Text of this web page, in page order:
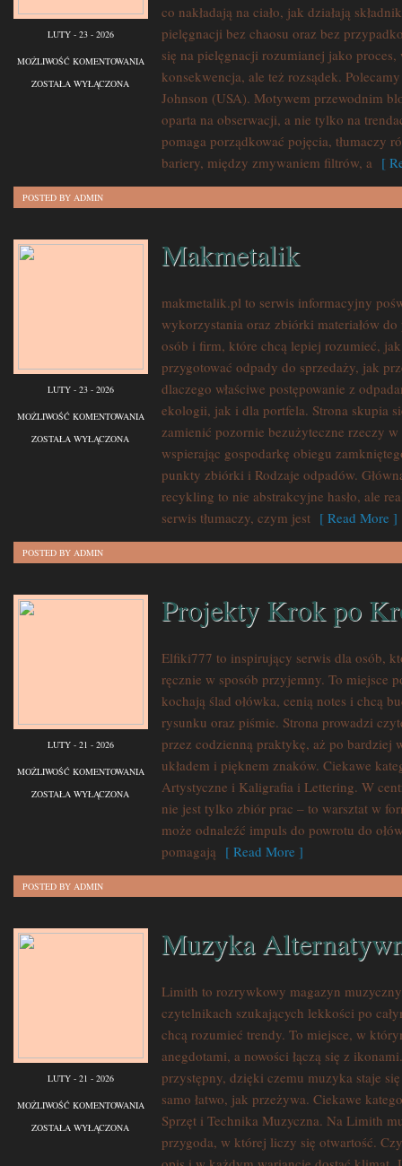
LUTY - 23 - 2026
MOŻLIWOŚĆ KOMENTOWANIA COTY
(USA)
ZOSTAŁA WYŁĄCZONA
co nakładają na ciało, jak działają
pielęgnacji bez chaosu oraz bez
się na pielęgnacji rozumianej jako
konsekwencja, ale też rozsądek.
Johnson (USA). Motywem przewodnim
oparta na obserwacji, a nie tylko na
pomaga porządkować pojęcia, tłumaczy
bariery, między zmywaniem filtrów, a [
POSTED BY ADMIN
LUTY - 23 - 2026
MOŻLIWOŚĆ KOMENTOWANIA MAKMETALIK
ZOSTAŁA WYŁĄCZONA
Makmetalik
makmetalik.pl to serwis informacyjny
wykorzystania oraz zbiórki materiałów
osób i firm, które chcą lepiej rozumieć,
przygotować odpady do sprzedaży, jak
dlaczego właściwe postępowanie z
ekologii, jak i dla portfela. Strona skupia
zamienić pozornie bezużyteczne rzeczy
wspierając gospodarkę obiegu
punkty zbiórki i Rodzaje odpadów.
recykling to nie abstrakcyjne hasło, ale
serwis tłumaczy, czym jest [ Read More ]
POSTED BY ADMIN
LUTY - 21 - 2026
MOŻLIWOŚĆ KOMENTOWANIA PROJEKTY
KROK
KROKU
ZOSTAŁA WYŁĄCZONA
Projekty Krok po
Elfiki777 to inspirujący serwis dla osób,
ręcznie w sposób przyjemny. To miejsce
kochają ślad ołówka, cenią notes i chcą
rysunku oraz piśmie. Strona prowadzi
przez codzienną praktykę, aż po bardziej
układem i pięknem znaków. Ciekawe
Artystyczne i Kaligrafia i Lettering. W
nie jest tylko zbiór prac – to warsztat w
może odnaleźć impuls do powrotu do
pomagają [ Read More ]
POSTED BY ADMIN
LUTY - 21 - 2026
MOŻLIWOŚĆ KOMENTOWANIA MUZYKA
ALTERNATYWNA
ZOSTAŁA WYŁĄCZONA
Muzyka
Limith to rozrywkowy magazyn
czytelnikach szukających lekkości po
chcą rozumieć trendy. To miejsce, w
anegdotami, a nowości łączą się z
przystępny, dzięki czemu muzyka staje
samo łatwo, jak przeżywa. Ciekawe
Sprzęt i Technika Muzyczna. Na Limith
przygoda, w której liczy się otwartość.